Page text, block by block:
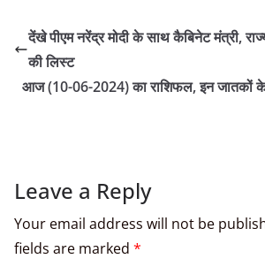
देंखे पीएम नरेंद्र मोदी के साथ कैबिनेट मंत्री,
की लिस्ट
आज (10-06-2024) का राशिफल, इन जातकों
Leave a Reply
Your email address will not be
fields are marked *